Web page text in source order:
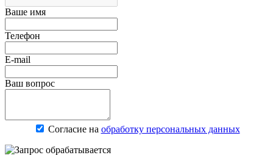
Ваше имя
Телефон
E-mail
Ваш вопрос
Согласие на обработку персональных данных